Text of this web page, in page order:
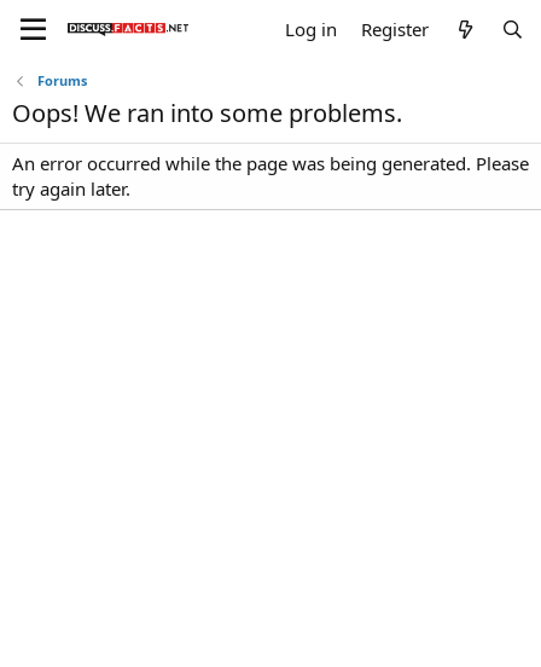
Log in Register
Forums
Oops! We ran into some problems.
An error occurred while the page was being generated. Please
try again later.